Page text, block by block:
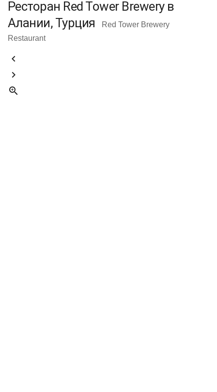
Ресторан Red Tower Brewery в
Алании, Турция
Red Tower Brewery
Restaurant


